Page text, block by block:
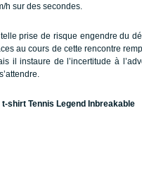
h sur des secondes.
prise de risque engendre du
au cours de cette rencontre
il instaure de l’incertitude à
t-shirt Tennis Legend Inbreakable